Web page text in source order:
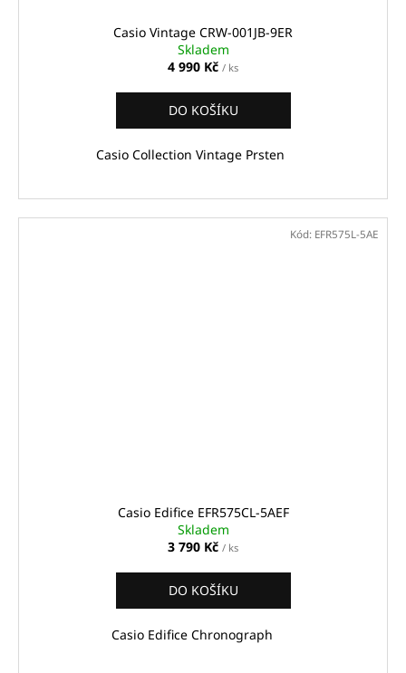
Casio Vintage CRW-001JB-9ER
Skladem
4 990 Kč / ks
DO KOŠÍKU
Casio Collection Vintage Prsten
Casio Edifice EFR575CL-5AEF
Skladem
3 790 Kč / ks
DO KOŠÍKU
Casio Edifice Chronograph
Kód: EFR575L-5AE